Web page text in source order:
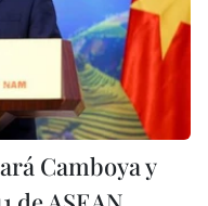
Camboya y